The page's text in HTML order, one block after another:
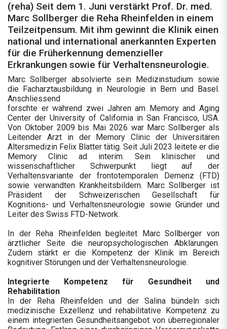
(reha) Seit dem 1. Juni verstärkt Prof. Dr. med.
Marc Sollberger die Reha Rheinfelden in einem
Teilzeitpensum. Mit ihm gewinnt die Klinik einen
national und international anerkannten Experten
für die Früherkennung demenzieller
Erkrankungen sowie für Verhaltensneurologie.
Marc Sollberger absolvierte sein Medizinstudium sowie
die Facharztausbildung in Neurologie in Bern und Basel.
Anschliessend
forschte er während zwei Jahren am Memory and Aging
Center der University of California in San Francisco, USA.
Von Oktober 2009 bis Mai 2026 war Marc Sollberger als
Leitender Arzt in der Memory Clinic der Universitären
Altersmedizin Felix Blatter tätig. Seit Juli 2023 leitete er die
Memory Clinic ad interim. Sein klinischer und
wissenschaftlicher Schwerpunkt liegt auf der
Verhaltensvariante der frontotemporalen Demenz (FTD)
sowie verwandten Krankheitsbildern. Marc Sollberger ist
Präsident der Schweizerischen Gesellschaft für
Kognitions- und Verhaltensneurologie sowie Gründer und
Leiter des Swiss FTD-Network.
In der Reha Rheinfelden begleitet Marc Sollberger von
ärztlicher Seite die neuropsychologischen Abklärungen.
Zudem stärkt er die Kompetenz der Klinik im Bereich
kognitiver Störungen und der Verhaltensneurologie.
Integrierte Kompetenz für Gesundheit und
Rehabilitation
In der Reha Rheinfelden und der Salina bündeln sich
medizinische Exzellenz und rehabilitative Kompetenz zu
einem integrierten Gesundheitsangebot von überregionaler